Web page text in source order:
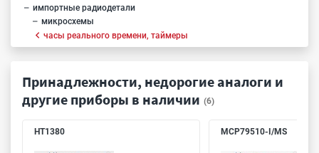
импортные радиодетали
микросхемы
часы реального времени, таймеры
Принадлежности, недорогие аналоги и
другие приборы в наличии (6)
HT1380 MCP79510-I/MS